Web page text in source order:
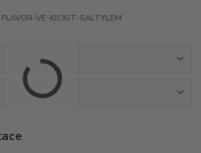
FLAVOR-VE-KICKIT-SALTYLEM